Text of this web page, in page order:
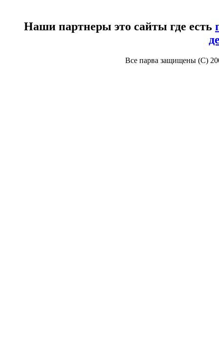
Наши партнеры это сайты где есть
Все парва защищены (С)